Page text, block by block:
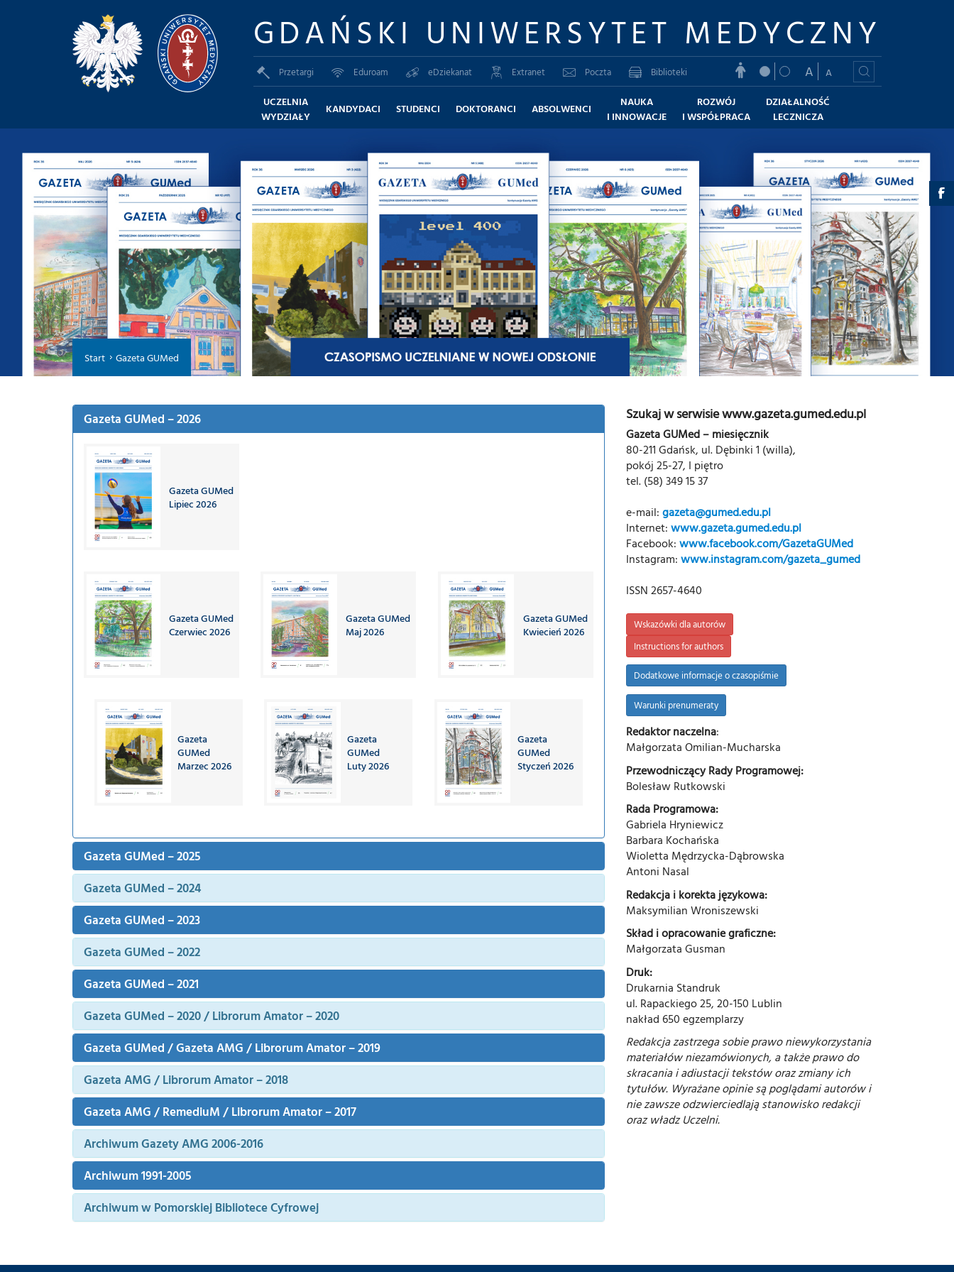
GDAŃSKI UNIWERSYTET MEDYCZNY
Przetargi Eduroam eDziekanat Extranet Poczta Biblioteki A
A
UCZELNIA
WYDZIAŁY
KANDYDACI STUDENCI DOKTORANCI ABSOLWENCI
NAUKA
I INNOWACJE
ROZWÓJ
I WSPÓŁPRACA
DZIAŁALNOŚĆ
LECZNICZA
Start Gazeta GUMed
Gazeta GUMed – 2026
Gazeta GUMed
Lipiec 2026
Gazeta GUMed
Czerwiec 2026
Gazeta GUMed
Maj 2026
Gazeta GUMed
Kwiecień 2026
Gazeta
GUMed
Marzec 2026
Gazeta
GUMed
Luty 2026
Gazeta
GUMed
Styczeń 2026
Gazeta GUMed – 2025
Gazeta GUMed – 2024
Gazeta GUMed – 2023
Gazeta GUMed – 2022
Gazeta GUMed – 2021
Gazeta GUMed – 2020 / Librorum Amator – 2020
Gazeta GUMed / Gazeta AMG / Librorum Amator – 2019
Gazeta AMG / Librorum Amator – 2018
Gazeta AMG / RemediuM / Librorum Amator – 2017
Archiwum Gazety AMG 2006-2016
Archiwum 1991-2005
Archiwum w Pomorskiej Bibliotece Cyfrowej
Szukaj w serwisie www.gazeta.gumed.edu.pl
Gazeta GUMed – miesięcznik
80-211 Gdańsk, ul. Dębinki 1 (willa),
pokój 25-27, I piętro
tel. (58) 349 15 37
e-mail: gazeta@gumed.edu.pl
Internet: www.gazeta.gumed.edu.pl
Facebook: www.facebook.com/GazetaGUMed
Instagram: www.instagram.com/gazeta_gumed
ISSN 2657-4640
Wskazówki dla autorów
Instructions for authors
Dodatkowe informacje o czasopiśmie
Warunki prenumeraty
Redaktor naczelna:
Małgorzata Omilian-Mucharska
Przewodniczący Rady Programowej:
Bolesław Rutkowski
Rada Programowa:
Gabriela Hryniewicz
Barbara Kochańska
Wioletta Mędrzycka-Dąbrowska
Antoni Nasal
Redakcja i korekta językowa:
Maksymilian Wroniszewski
Skład i opracowanie graficzne:
Małgorzata Gusman
Druk:
Drukarnia Standruk
ul. Rapackiego 25, 20-150 Lublin
nakład 650 egzemplarzy
Redakcja zastrzega sobie prawo niewykorzystania
materiałów niezamówionych, a także prawo do
skracania i adiustacji tekstów oraz zmiany ich
tytułów. Wyrażane opinie są poglądami autorów i
nie zawsze odzwierciedlają stanowisko redakcji
oraz władz Uczelni.